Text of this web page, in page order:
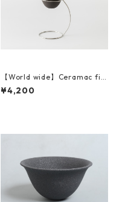
【World wide】Ceramac filt
er ＆Stand Set 海外発送
¥4,200